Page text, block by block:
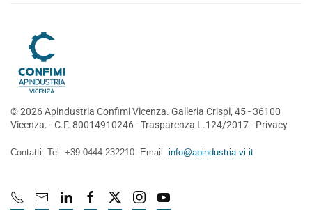
©2026Apindustria Confimi Vicenza. Galleria Crispi, 45 - 36100
Vicenza. - C.F. 80014910246 -Trasparenza L.124/2017- Privacy
Contatti: Tel. +39 0444 232210 Email info@apindustria.vi.it